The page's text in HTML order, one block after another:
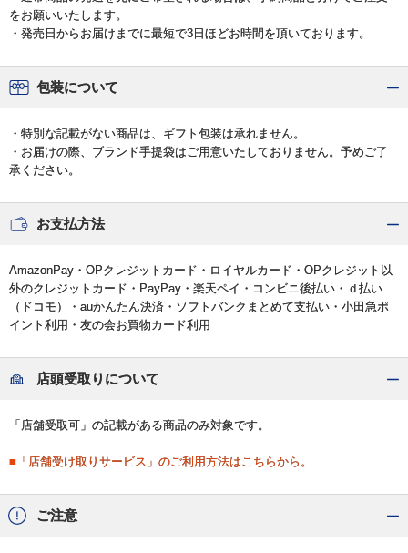
をお願いいたします。
・発売日からお届けまでに最短で3日ほどお時間を頂いております。
包装について
・特別な記載がない商品は、ギフト包装は承れません。
・お届けの際、ブランド手提袋はご用意いたしておりません。予めご了
承ください。
お支払方法
AmazonPay・OPクレジットカード・ロイヤルカード・OPクレジット以
外のクレジットカード・PayPay・楽天ペイ・コンビニ後払い・ｄ払い
（ドコモ）・auかんたん決済・ソフトバンクまとめて支払い・小田急ポ
イント利用・友の会お買物カード利用
店頭受取りについて
「店舗受取可」の記載がある商品のみ対象です。
■「店舗受け取りサービス」のご利用方法はこちらから。
ご注意